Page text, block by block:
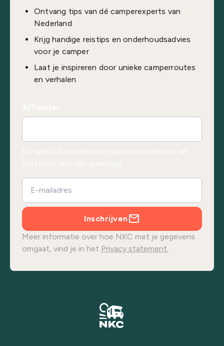
Ontvang tips van dé camperexperts van
Nederland
Krijg handige reistips en onderhoudsadvies
voor je camper
Laat je inspireren door unieke camperroutes
en verhalen
Inschrijven
Meer informatie over hoe NKC met je gegevens
omgaat, vind je in het Privacy statement.